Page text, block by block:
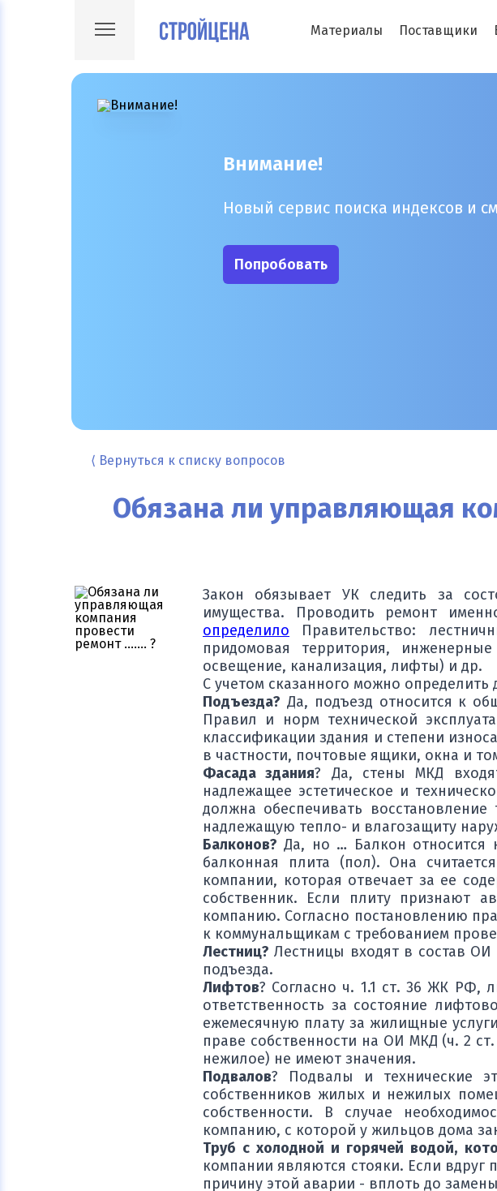
Материалы Поставщики
Внимание!
Новый сервис поиска индексов и
Попробовать
⟨ Вернуться к списку вопросов
Обязана ли управляющая
Закон обязывает УК следить за
имущества. Проводить ремонт
определило Правительство:
придомовая территория,
освещение, канализация, лифты) и др.
С учетом сказанного можно
Подъезда? Да, подъезд относится к
Правил и норм технической
классификации здания и степени
в частности, почтовые ящики, окна и
Фасада здания? Да, стены МКД
надлежащее эстетическое и
должна обеспечивать восстановление
надлежащую тепло- и влагозащиту
Балконов? Да, но … Балкон относится
балконная плита (пол). Она
компании, которая отвечает за ее
собственник. Если плиту признают
компанию. Согласно постановлению
к коммунальщикам с требованием
Лестниц? Лестницы входят в состав
подъезда.
Лифтов? Согласно ч. 1.1 ст. 36 ЖК РФ,
ответственность за состояние
ежемесячную плату за жилищные
праве собственности на ОИ МКД (ч. 2
нежилое) не имеют значения.
Подвалов? Подвалы и технические
собственников жилых и нежилых
собственности. В случае
компанию, с которой у жильцов дома
Труб с холодной и горячей водой,
компании являются стояки. Если
причину этой аварии - вплоть до